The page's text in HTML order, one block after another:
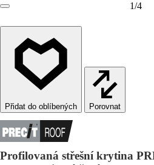
1/4
Porovnat
Profilovaná střešní krytina